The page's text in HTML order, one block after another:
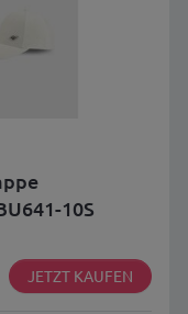
10S
JETZT KAUFEN